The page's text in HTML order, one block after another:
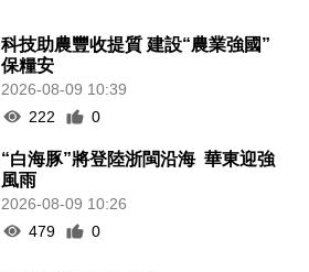
科技助農豐收提質 建設“農業強國”
保糧安
2026-08-09 10:39
222
0
“白海豚”將登陸浙閩沿海 華東迎強
風雨
2026-08-09 10:26
479
0